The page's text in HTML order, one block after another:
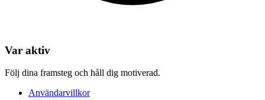
Var aktiv
Följ dina framsteg och håll dig motiverad.
Användarvillkor